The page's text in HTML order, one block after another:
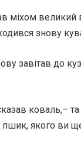
міхом великий
знову
завітав до
коваль,–
якого ви